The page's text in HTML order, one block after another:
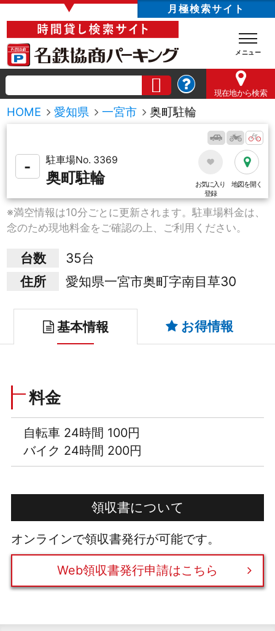
▼ 月極検索サイト
現在地から検索
HOME 愛知県 一宮市 奥町駐輪
- 駐車場No. 3369
奥町駐輪
お気に入り
登録
地図を開く
※満空情報は10分ごとに更新されます。駐車場料金は、
念のため現地料金をご確認の上、ご利用ください。
台数
35台
住所
愛知県一宮市奥町字南目草30
基本情報 お得情報
料金
自転車 24時間 100円
バイク 24時間 200円
領収書について
オンラインで領収書発行が可能です。
Web領収書発行申請はこちら